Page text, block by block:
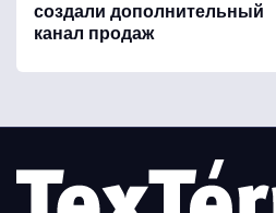
создали дополнительный
канал продаж